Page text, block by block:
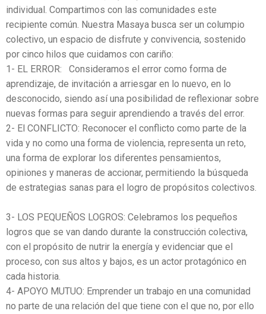
individual. Compartimos con las comunidades este
recipiente común. Nuestra Masaya busca ser un columpio
colectivo, un espacio de disfrute y convivencia, sostenido
por cinco hilos que cuidamos con cariño:
1- EL ERROR: Consideramos el error como forma de
aprendizaje, de invitación a arriesgar en lo nuevo, en lo
desconocido, siendo así una posibilidad de reflexionar sobre
nuevas formas para seguir aprendiendo a través del error.
2- El CONFLICTO: Reconocer el conflicto como parte de la
vida y no como una forma de violencia, representa un reto,
una forma de explorar los diferentes pensamientos,
opiniones y maneras de accionar, permitiendo la búsqueda
de estrategias sanas para el logro de propósitos colectivos.
3- LOS PEQUEÑOS LOGROS: Celebramos los pequeños
logros que se van dando durante la construcción colectiva,
con el propósito de nutrir la energía y evidenciar que el
proceso, con sus altos y bajos, es un actor protagónico en
cada historia.
4- APOYO MUTUO: Emprender un trabajo en una comunidad
no parte de una relación del que tiene con el que no, por ello